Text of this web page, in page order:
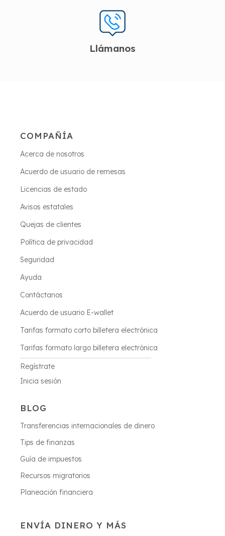
Llámanos
COMPAÑÍA
Acerca de nosotros
Acuerdo de usuario de remesas
Licencias de estado
Avisos estatales
Quejas de clientes
Política de privacidad
Seguridad
Ayuda
Contáctanos
Acuerdo de usuario E-wallet
Tarifas formato corto billetera electrónica
Tarifas formato largo billetera electrónica
Regístrate
Inicia sesión
BLOG
Transferencias internacionales de dinero
Tips de finanzas
Guía de impuestos
Recursos migratorios
Planeación financiera
ENVÍA DINERO Y MÁS